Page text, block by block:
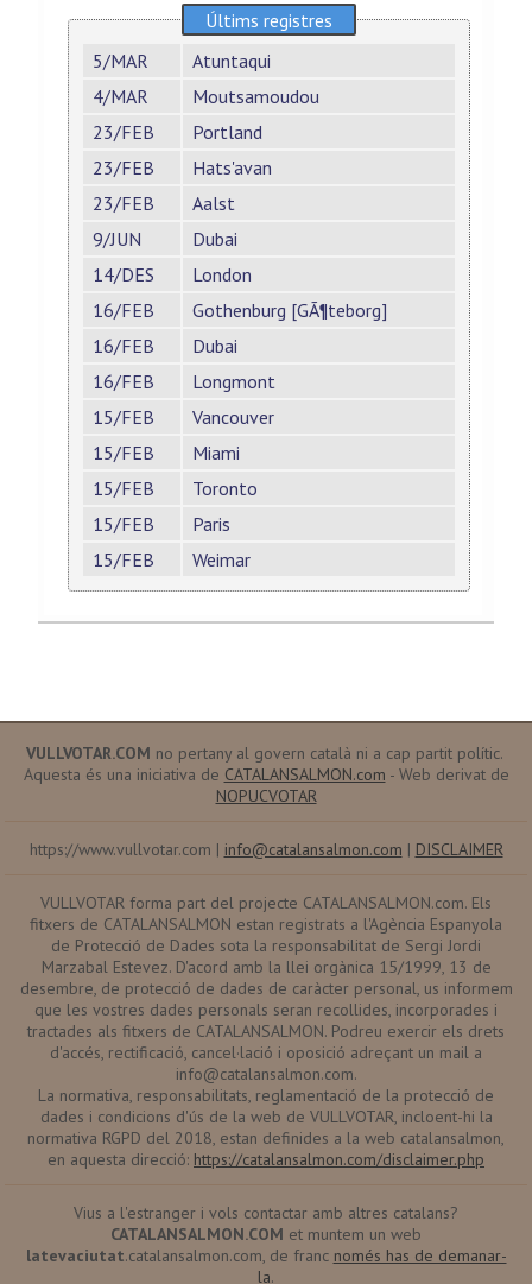
Últims registres
5/MAR
Atuntaqui
4/MAR
Moutsamoudou
23/FEB
Portland
23/FEB
Hats'avan
23/FEB
Aalst
9/JUN
Dubai
14/DES
London
16/FEB
Gothenburg [GÃ¶teborg]
16/FEB
Dubai
16/FEB
Longmont
15/FEB
Vancouver
15/FEB
Miami
15/FEB
Toronto
15/FEB
Paris
15/FEB
Weimar
VULLVOTAR.COM no pertany al govern català ni a cap partit polític.
Aquesta és una iniciativa de CATALANSALMON.com - Web derivat de
NOPUCVOTAR
https://www.vullvotar.com | info@catalansalmon.com | DISCLAIMER
VULLVOTAR forma part del projecte CATALANSALMON.com. Els
fitxers de CATALANSALMON estan registrats a l'Agència Espanyola
de Protecció de Dades sota la responsabilitat de Sergi Jordi
Marzabal Estevez. D'acord amb la llei orgànica 15/1999, 13 de
desembre, de protecció de dades de caràcter personal, us informem
que les vostres dades personals seran recollides, incorporades i
tractades als fitxers de CATALANSALMON. Podreu exercir els drets
d'accés, rectificació, cancel·lació i oposició adreçant un mail a
info@catalansalmon.com.
La normativa, responsabilitats, reglamentació de la protecció de
dades i condicions d'ús de la web de VULLVOTAR, incloent-hi la
normativa RGPD del 2018, estan definides a la web catalansalmon,
en aquesta direcció: https://catalansalmon.com/disclaimer.php
Vius a l'estranger i vols contactar amb altres catalans?
CATALANSALMON.COM et muntem un web
latevaciutat.catalansalmon.com, de franc només has de demanar-
la.